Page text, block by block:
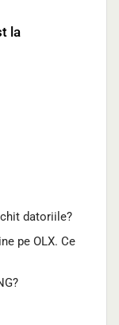
la
datoriile?
pe OLX. Ce